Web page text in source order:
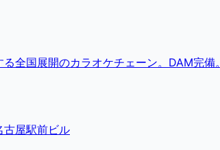
全国展開のカラオケチェーン。DAM完備。
屋駅前ビル